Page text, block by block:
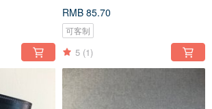
RMB 85.70
可客制
5 (1)